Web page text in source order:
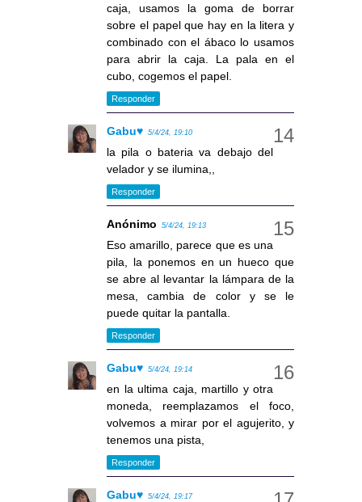
caja, usamos la goma de borrar
sobre el papel que hay en la litera y
combinado con el ábaco lo usamos
para abrir la caja. La pala en el
cubo, cogemos el papel.
Responder
Gabu♥ 5/4/24, 19:10
la pila o bateria va debajo del
velador y se ilumina,,
Responder
Anónimo 5/4/24, 19:13
Eso amarillo, parece que es una
pila, la ponemos en un hueco que
se abre al levantar la lámpara de la
mesa, cambia de color y se le
puede quitar la pantalla.
Responder
Gabu♥ 5/4/24, 19:14
en la ultima caja, martillo y otra
moneda, reemplazamos el foco,
volvemos a mirar por el agujerito, y
tenemos una pista,
Responder
Gabu♥ 5/4/24, 19:17